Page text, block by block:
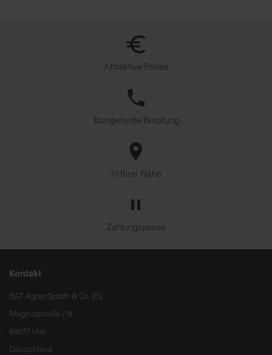
Attraktive Preise
Kompetente Beratung
In Ihrer Nähe
Zahlungspause
Kontakt
BAT Agrar GmbH & Co. KG
Magirusstraße 7-9
89077 Ulm
Deutschland